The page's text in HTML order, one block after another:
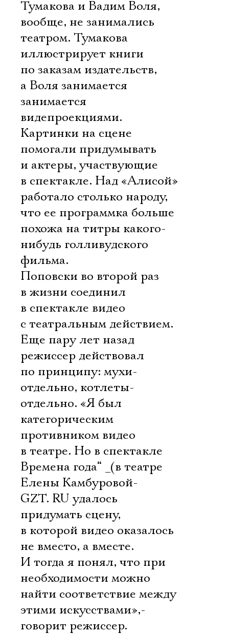
Тумакова и Вадим Воля,
вообще, не занимались
театром. Тумакова
иллюстрирует книги
по заказам издательств,
а Воля занимается
занимается
видепроекциями.
Картинки на сцене
помогали придумывать
и актеры, участвующие
в спектакле. Над «Алисой»
работало столько народу,
что ее программка больше
похожа на титры какого-
нибудь голливудского
фильма.
Поповски во второй раз
в жизни соединил
в спектакле видео
с театральным действием.
Еще пару лет назад
режиссер действовал
по принципу: мухи-
отдельно, котлеты-
отдельно. «Я был
категорическим
противником видео
в театре. Но в спектакле
Времена года“ _(в театре
Елены Камбуровой-
GZT. RU удалось
придумать сцену,
в которой видео оказалось
не вместо, а вместе.
И тогда я понял, что при
необходимости можно
найти соответствие между
этими искусствами»,-
говорит режиссер.